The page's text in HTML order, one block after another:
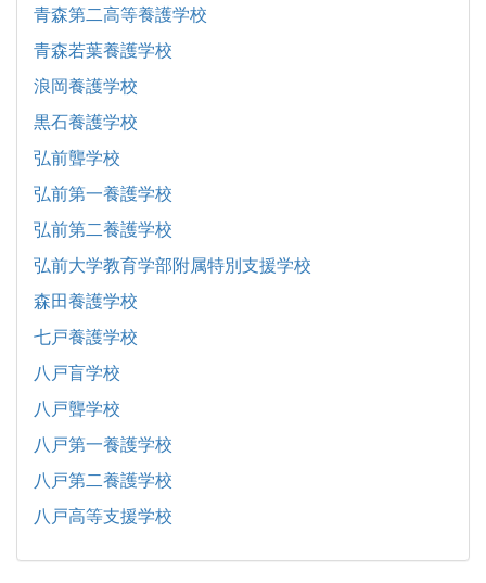
青森第二高等養護学校
青森若葉養護学校
浪岡養護学校
黒石養護学校
弘前聾学校
弘前第一養護学校
弘前第二養護学校
弘前大学教育学部附属特別支援学校
森田養護学校
七戸養護学校
八戸盲学校
八戸聾学校
八戸第一養護学校
八戸第二養護学校
八戸高等支援学校